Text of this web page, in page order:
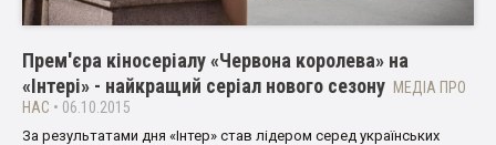
Прем'єра кіносеріалу «Червона королева» на
«Інтері» - найкращий серіал нового сезону МЕДІА ПРО
НАС • 06.10.2015
За результатами дня «Інтер» став лідером серед українських